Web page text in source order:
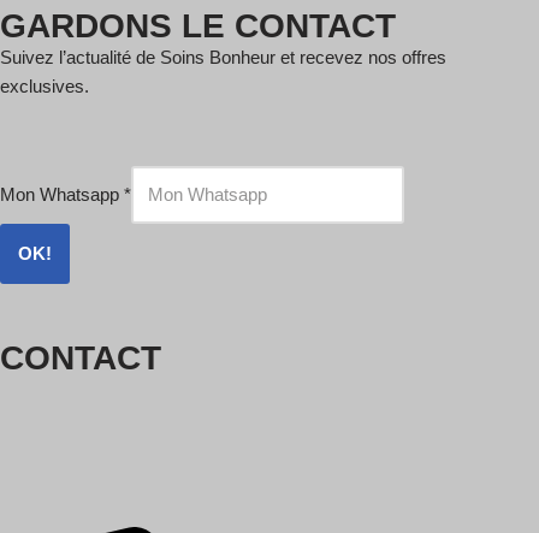
GARDONS LE CONTACT
Suivez l’actualité de Soins Bonheur et recevez nos offres
exclusives.
Mon Whatsapp *
OK!
CONTACT